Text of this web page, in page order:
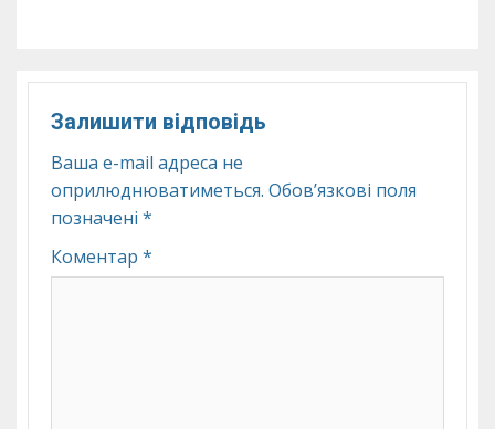
Залишити відповідь
Ваша e-mail адреса не
оприлюднюватиметься. Обов’язкові поля
позначені *
Коментар *